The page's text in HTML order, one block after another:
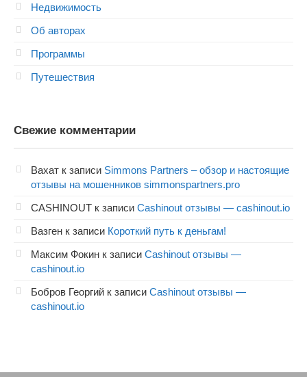
Недвижимость
Об авторах
Программы
Путешествия
Свежие комментарии
Вахат к записи Simmons Partners – обзор и настоящие
отзывы на мошенников simmonspartners.pro
CASHINOUT к записи Cashinout отзывы — cashinout.io
Вазген к записи Короткий путь к деньгам!
Максим Фокин к записи Cashinout отзывы —
cashinout.io
Бобров Георгий к записи Cashinout отзывы —
cashinout.io